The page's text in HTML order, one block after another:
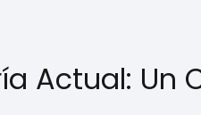
Actual: Un